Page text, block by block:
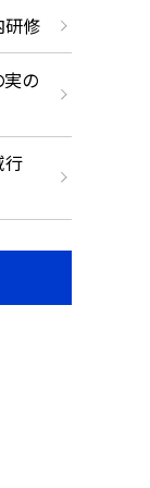
研修
実の
行